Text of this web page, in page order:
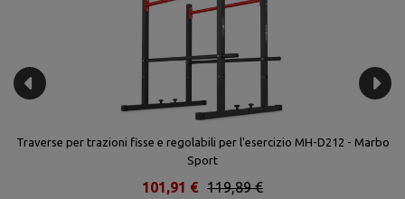
Traverse per trazioni fisse e regolabili per l'esercizio MH-D212 - Marbo
Sport
119,89 €
101,91 €